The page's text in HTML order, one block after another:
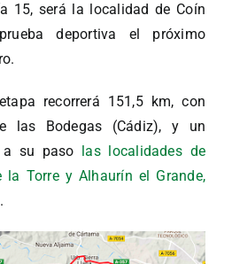
15, será la localidad de Coín
deportiva el próximo
recorrerá 151,5 km, con
las Bodegas (Cádiz), y un
a su paso las localidades de
la Torre y Alhaurín el Grande,
.